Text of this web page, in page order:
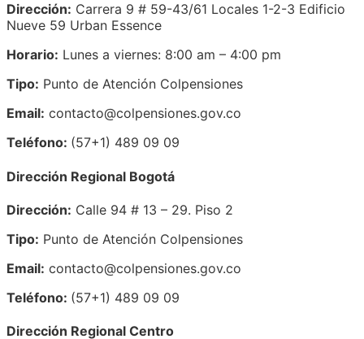
Dirección: Carrera 9 # 59-43/61 Locales 1-2-3 Edificio
Nueve 59 Urban Essence
Horario: Lunes a viernes: 8:00 am – 4:00 pm
Tipo: Punto de Atención Colpensiones
Email: contacto@colpensiones.gov.co
Teléfono: (57+1) 489 09 09
Dirección Regional Bogotá
Dirección: Calle 94 # 13 – 29. Piso 2
Tipo: Punto de Atención Colpensiones
Email: contacto@colpensiones.gov.co
Teléfono: (57+1) 489 09 09
Dirección Regional Centro